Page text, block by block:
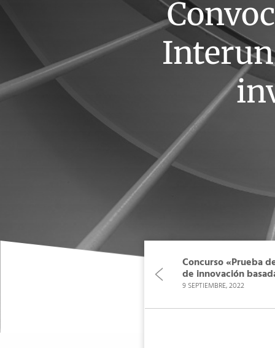
Concurso «Prueba
de innovación
9 SEPTIEMBRE, 2022